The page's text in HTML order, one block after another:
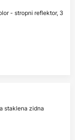
- stropni reflektor, 3
staklena zidna